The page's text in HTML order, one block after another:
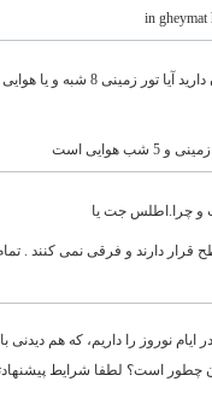
in gheymat
سالم قصد سفر در ایام نوروز را داریم، که
است؟ لطفا شرایط